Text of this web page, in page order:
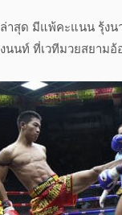
สุด มีแพ้คะแนน รุ้ง
นนท์ ที่เวทีมวยสยาม